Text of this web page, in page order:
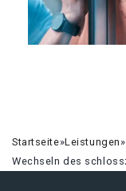
Startseite»Leistungen»
Wechseln des